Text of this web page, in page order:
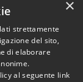
• Comune di
×
strettamente
del sito,
di elaborare
al seguente link